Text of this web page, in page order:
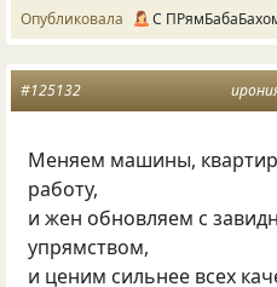
Опубликовала С
#125132
Меняем машины,
работу,
и жен обновляем с
упрямством,
и ценим сильнее всех